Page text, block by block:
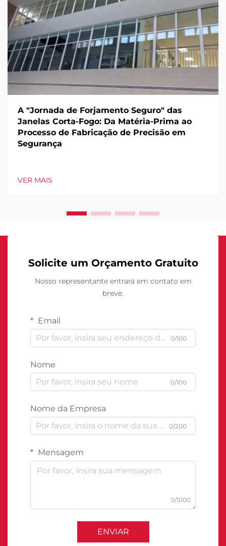
A "Jornada de Forjamento Seguro" das
Janelas Corta-Fogo: Da Matéria-Prima ao
Processo de Fabricação de Precisão em
Segurança
VER MAIS
Solicite um Orçamento Gratuito
Nosso representante entrará em contato em
breve.
Email
0/100
Nome
0/100
Nome da Empresa
0/200
Mensagem
0/1000
ENVIAR